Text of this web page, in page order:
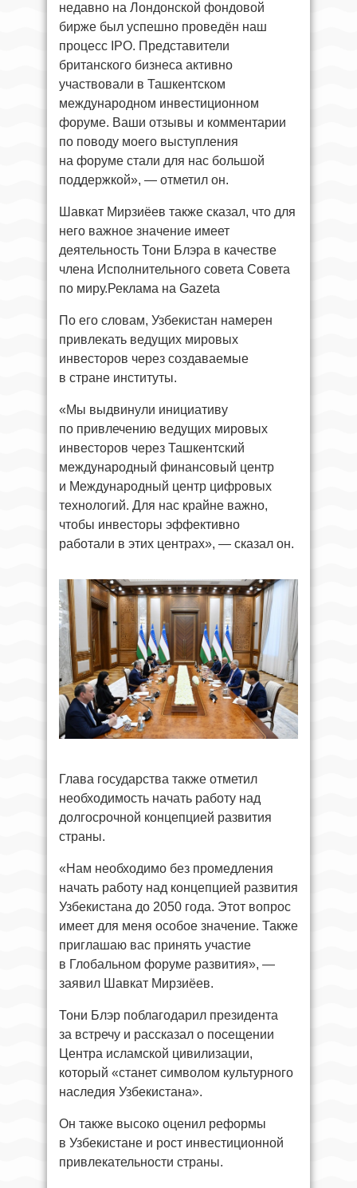
недавно на Лондонской фондовой
бирже был успешно проведён наш
процесс IPO. Представители
британского бизнеса активно
участвовали в Ташкентском
международном инвестиционном
форуме. Ваши отзывы и комментарии
по поводу моего выступления
на форуме стали для нас большой
поддержкой», — отметил он.
Шавкат Мирзиёев также сказал, что для
него важное значение имеет
деятельность Тони Блэра в качестве
члена Исполнительного совета Совета
по миру.Реклама на Gazeta
По его словам, Узбекистан намерен
привлекать ведущих мировых
инвесторов через создаваемые
в стране институты.
«Мы выдвинули инициативу
по привлечению ведущих мировых
инвесторов через Ташкентский
международный финансовый центр
и Международный центр цифровых
технологий. Для нас крайне важно,
чтобы инвесторы эффективно
работали в этих центрах», — сказал он.
Глава государства также отметил
необходимость начать работу над
долгосрочной концепцией развития
страны.
«Нам необходимо без промедления
начать работу над концепцией развития
Узбекистана до 2050 года. Этот вопрос
имеет для меня особое значение. Также
приглашаю вас принять участие
в Глобальном форуме развития», —
заявил Шавкат Мирзиёев.
Тони Блэр поблагодарил президента
за встречу и рассказал о посещении
Центра исламской цивилизации,
который «станет символом культурного
наследия Узбекистана».
Он также высоко оценил реформы
в Узбекистане и рост инвестиционной
привлекательности страны.